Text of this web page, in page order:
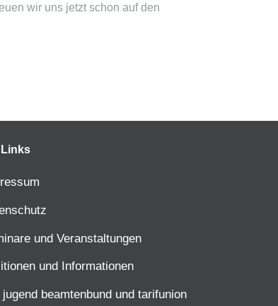
wir uns jetzt schon auf den
und Veranstaltungen
und Informationen
jugend beamtenbund und tarifunion